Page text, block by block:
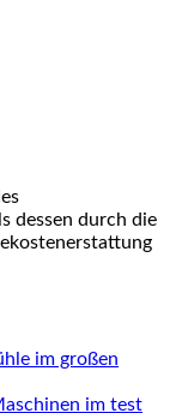
dessen durch die
im großen
im test